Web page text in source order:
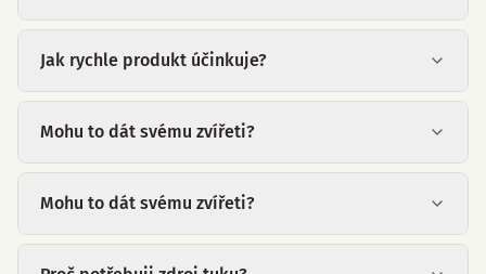
Jak rychle produkt účinkuje?
Mohu to dát svému zvířeti?
Mohu to dát svému zvířeti?